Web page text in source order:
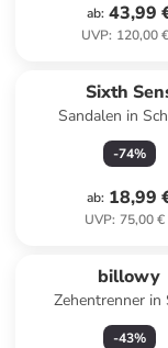
ab: 43,99
UVP: 120,00 €
Sixth
Sandalen in
-74%
ab: 18,99
UVP: 75,00 €
billowy
Zehentrenner in
-43%